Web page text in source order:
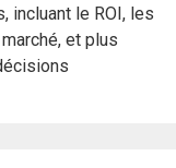
incluant le ROI, les
et plus